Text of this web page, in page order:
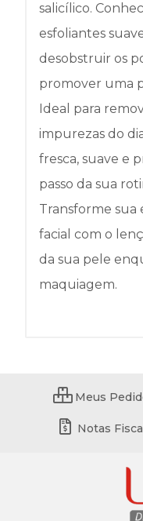
salicílico.
esfoliantes
desobstruir os
promover uma
Ideal para
impurezas do
fresca, suave e
passo da sua
Transforme sua
facial com o
da sua pele
maquiagem.
Meus
Notas